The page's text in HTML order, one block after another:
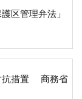
区管理弁法」
抗措置 商務省